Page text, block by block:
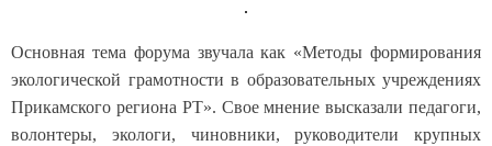
Основная тема форума звучала как «Методы формирования
экологической грамотности в образовательных учреждениях
Прикамского региона РТ». Свое мнение высказали педагоги,
волонтеры, экологи, чиновники, руководители крупных